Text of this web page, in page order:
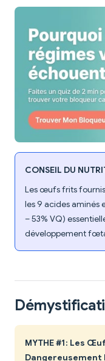
CONSEIL DU
Les œufs frits
les 9 acides aminés
– 53% VQ)
développement
MYTHE #1: Les
Dangereusement